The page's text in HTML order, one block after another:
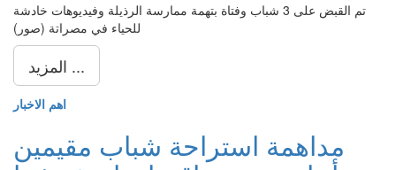
تم القبض على 3 شباب وفتاة بتهمة ممارسة الرذيلة وفيديوهات خادشة
للحياء في مصراتة (صور)
المزيد ...
اهم الاخبار
مداهمة استراحة شباب مقيمين